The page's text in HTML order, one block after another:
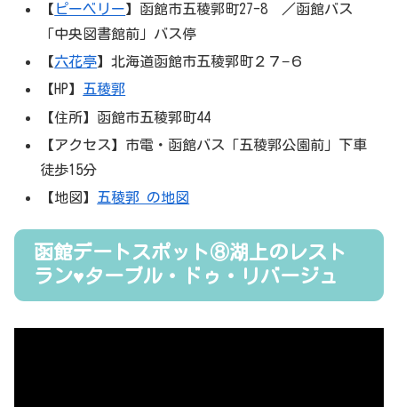
【 ピーベリー】函館市五稜郭町27-8 ／函館バス
「中央図書館前」バス停
【六花亭】北海道函館市五稜郭町２７−６
【HP】
五稜郭
【住所】函館市五稜郭町44
【アクセス】市電・函館バス「五稜郭公園前」下車
徒歩15分
【地図】
五稜郭 の地図
函館デートスポット⑧湖上のレスト
ラン♥ターブル・ドゥ・リバージュ